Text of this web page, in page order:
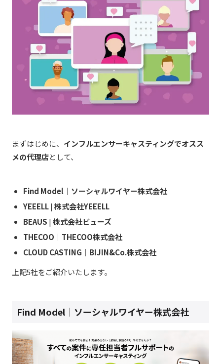
まずはじめに、 インフルエンサーキャスティングでオスス
メの代理店として、
Find Model｜ソーシャルワイヤー株式会社
YEEELL| 株式会社YEEELL
BEAUS | 株式会社ビューズ
THECOO｜THECOO株式会社
CLOUD CASTING｜BIJIN&Co.株式会社
上記5社をご紹介いたします。
Find Model｜ソーシャルワイヤー株式会社